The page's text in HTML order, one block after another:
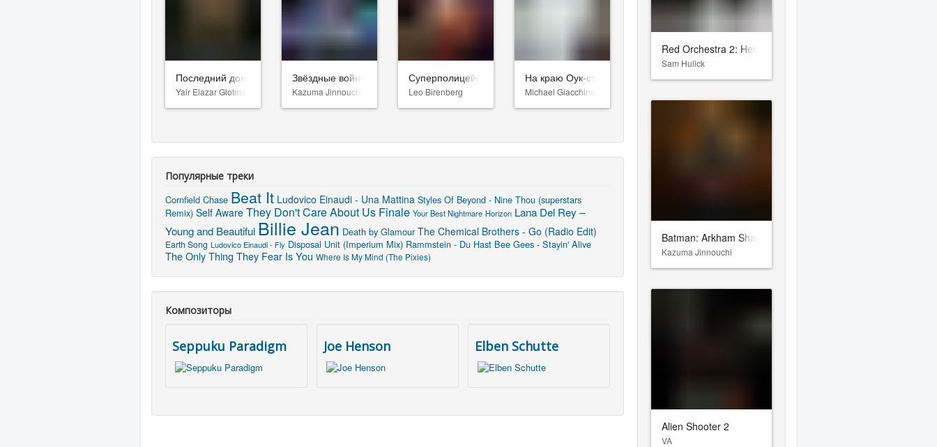
Последний дом
Yair Elazar Glotman
Звёздные войны: Видения. Девятый джедай
Kazuma Jinnouchi
Суперполицейские 3
Leo Birenberg
На краю Оук-стрит
Michael Giacchino
Популярные треки
Cornfield Chase Beat It Ludovico Einaudi - Una Mattina Styles Of Beyond - Nine Thou (superstars
Remix) Self Aware They Don't Care About Us Finale Your Best Nightmare Horizon Lana Del Rey –
Young and Beautiful Billie Jean Death by Glamour The Chemical Brothers - Go (Radio Edit)
Earth Song Ludovico Einaudi - Fly Disposal Unit (Imperium Mix) Rammstein - Du Hast Bee Gees - Stayin' Alive
The Only Thing They Fear Is You Where Is My Mind (The Pixies)
Композиторы
Seppuku Paradigm Joe Henson Elben Schutte
Red Orchestra 2: Heroes of Stalingrad
Sam Hulick
Batman: Arkham Shadow
Kazuma Jinnouchi
Alien Shooter 2
VA